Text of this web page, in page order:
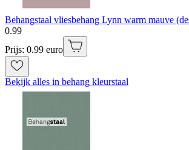
Behangstaal vliesbehang Lynn warm mauve
0.99
Prijs: 0.99 euro
Bekijk alles in behang kleurstaal